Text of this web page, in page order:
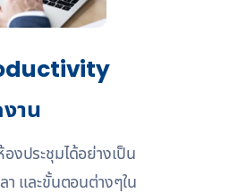
าน
งประชุมได้อย่างเป็น
า และขั้นตอนต่างๆใน